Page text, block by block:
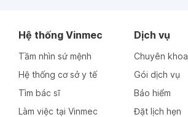
Hệ thống Vinmec
Tầm nhìn sứ mệnh
Hệ thống cơ sở y tế
Tìm bác sĩ
Làm việc tại Vinmec
Dịch vụ
Chuyên khoa
Gói dịch vụ
Bảo hiểm
Đặt lịch hẹn